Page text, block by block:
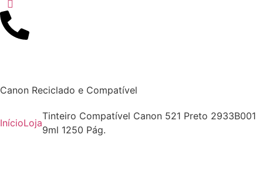
Canon Reciclado e Compatível
InícioLoja
Tinteiro Compatível Canon 521 Preto 2933B001
9ml 1250 Pág.